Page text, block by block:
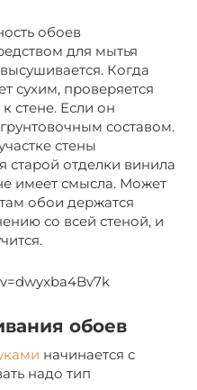
обоев
для мытья
Когда
сухим, проверяется
стене. Если он
составом.
стены
отделки винила
имеет смысла. Может
обои держатся
со всей стеной, и
обоев
начинается с
надо тип